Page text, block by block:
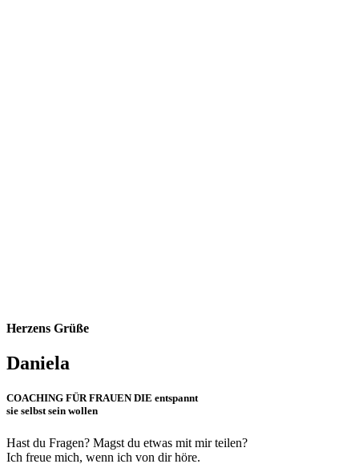
Herzens Grüße
Daniela
COACHING FÜR FRAUEN DIE entspannt
sie selbst sein wollen
Hast du Fragen? Magst du etwas mit mir teilen?
Ich freue mich, wenn ich von dir höre.